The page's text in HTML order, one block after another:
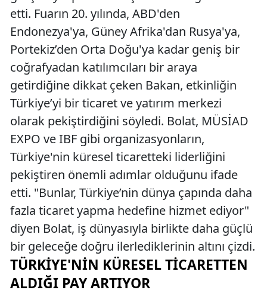
etti. Fuarın 20. yılında, ABD'den
Endonezya'ya, Güney Afrika'dan Rusya'ya,
Portekiz’den Orta Doğu'ya kadar geniş bir
coğrafyadan katılımcıları bir araya
getirdiğine dikkat çeken Bakan, etkinliğin
Türkiye’yi bir ticaret ve yatırım merkezi
olarak pekiştirdiğini söyledi. Bolat, MÜSİAD
EXPO ve IBF gibi organizasyonların,
Türkiye'nin küresel ticaretteki liderliğini
pekiştiren önemli adımlar olduğunu ifade
etti. "Bunlar, Türkiye’nin dünya çapında daha
fazla ticaret yapma hedefine hizmet ediyor"
diyen Bolat, iş dünyasıyla birlikte daha güçlü
bir geleceğe doğru ilerlediklerinin altını çizdi.
TÜRKIYE'NIN KÜRESEL TICARETTEN
ALDIĞI PAY ARTIYOR